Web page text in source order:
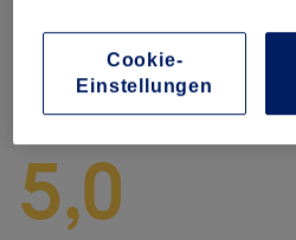
Salonbewertungen
5,0
Cookie-
Einstellungen